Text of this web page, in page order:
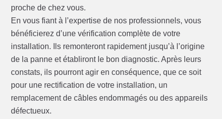
proche de chez vous.
En vous fiant à l’expertise de nos professionnels, vous
bénéficierez d’une vérification complète de votre
installation. Ils remonteront rapidement jusqu’à l’origine
de la panne et établiront le bon diagnostic. Après leurs
constats, ils pourront agir en conséquence, que ce soit
pour une rectification de votre installation, un
remplacement de câbles endommagés ou des appareils
défectueux.